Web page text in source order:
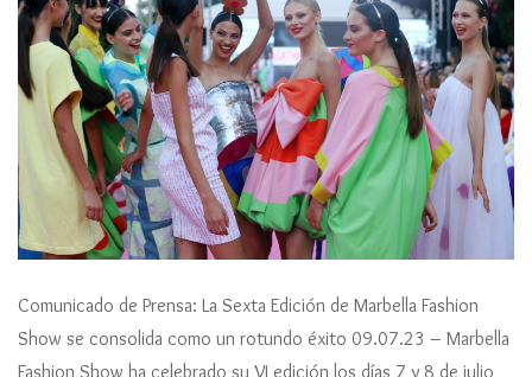
Comunicado de Prensa: La Sexta Edición de Marbella Fashion
Show se consolida como un rotundo éxito 09.07.23 – Marbella
Fashion Show ha celebrado su VI edición los días 7 y 8 de julio